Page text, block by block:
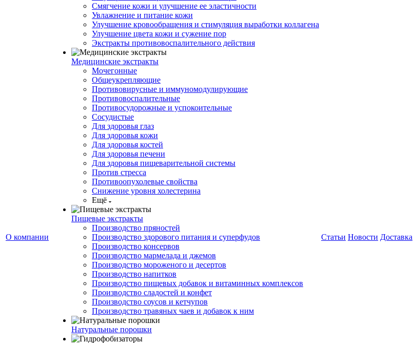
О компании
Смягчение кожи и улучшение ее эластичности
Увлажнение и питание кожи
Улучшение кровообращения и стимуляция выработки коллагена
Улучшение цвета кожи и сужение пор
Экстракты противовоспалительного действия
Медицинские экстракты
Мочегонные
Общеукрепляющие
Противовирусные и иммуномодулирующие
Противовоспалительные
Противосудорожные и успокоительные
Сосудистые
Для здоровья глаз
Для здоровья кожи
Для здоровья костей
Для здоровья печени
Для здоровья пищеварительной системы
Против стресса
Противоопухолевые свойства
Снижение уровня холестерина
Ещё
Пищевые экстракты
Производство пряностей
Производство здорового питания и суперфудов
Производство консервов
Производство мармелада и джемов
Производство мороженого и десертов
Производство напитков
Производство пищевых добавок и витаминных комплексов
Производство сладостей и конфет
Производство соусов и кетчупов
Производство травяных чаев и добавок к ним
Натуральные порошки
Статьи Новости Доставка